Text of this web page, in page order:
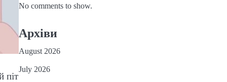
піт
No comments to show.
Архіви
August 2026
July 2026